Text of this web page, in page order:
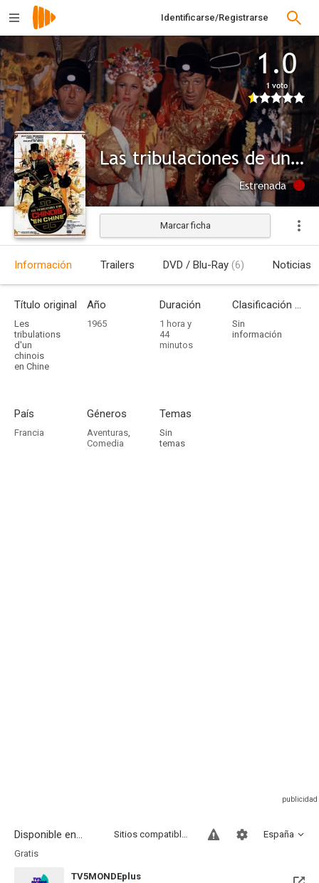
Identificarse/Registrarse
1.0
1 voto
Las tribulaciones de un chino en China
Estrenada
Marcar ficha
Información Trailers DVD / Blu-Ray (6) Noticias
Título original
Les
tribulations
d'un
chinois
en Chine
Año
1965
Duración
1 hora y
44
minutos
Clasificación por edades
Sin
información
País
Francia
Géneros
Aventuras,
Comedia
Temas
Sin
temas
Disponible en... España
Sitios compatibles
Gratis
TV5MONDEplus